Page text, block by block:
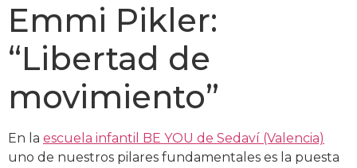
Emmi Pikler:
“Libertad de
movimiento”
En la escuela infantil BE YOU de Sedaví (Valencia)
uno de nuestros pilares fundamentales es la puesta